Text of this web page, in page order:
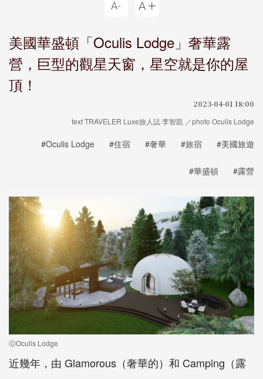
美國華盛頓「Oculis Lodge」奢華露
營，巨型的觀星天窗，星空就是你的屋
頂！
2023-04-01 18:00
text TRAVELER Luxe旅人誌 李智凱 ／photo Oculis Lodge
#Oculis Lodge #住宿 #奢華 #旅宿 #美國旅遊
#華盛頓 #露營
ⓒOculis Lodge
近幾年，由 Glamorous（奢華的）和 Camping（露